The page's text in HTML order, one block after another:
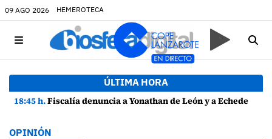
09 AGO 2026 HEMEROTECA
ÚLTIMA HORA
18:45 h.Fiscalía denuncia a Yonathan de León y a Echedey Eugenio por presuntas anomalías en contratos festivos
OPINIÓN